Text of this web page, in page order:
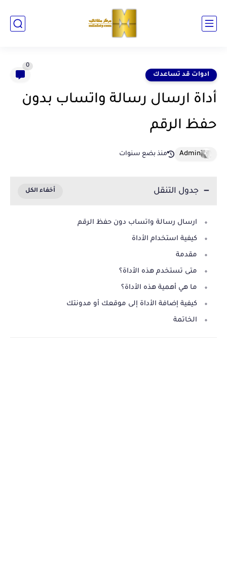
ادوات قد تساعدك
0
أداة ارسال رسالة واتساب بدون
حفظ الرقم
منذ بضع سنوات
جدول التنقل
ارسال رسالة واتساب دون حفظ الرقم
كيفية استخدام الأداة
مقدمة
متى تستخدم هذه الأداة؟
ما هي أهمية هذه الأداة؟
كيفية إضافة الأداة إلى موقعك أو مدونتك
الخاتمة